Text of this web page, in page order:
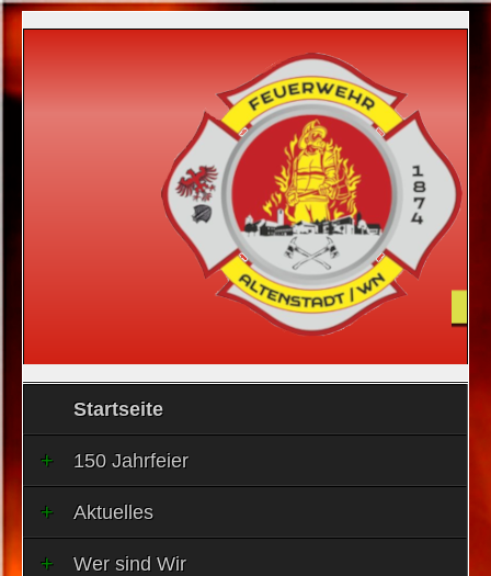
Startseite
150 Jahrfeier
Aktuelles
Wer sind Wir